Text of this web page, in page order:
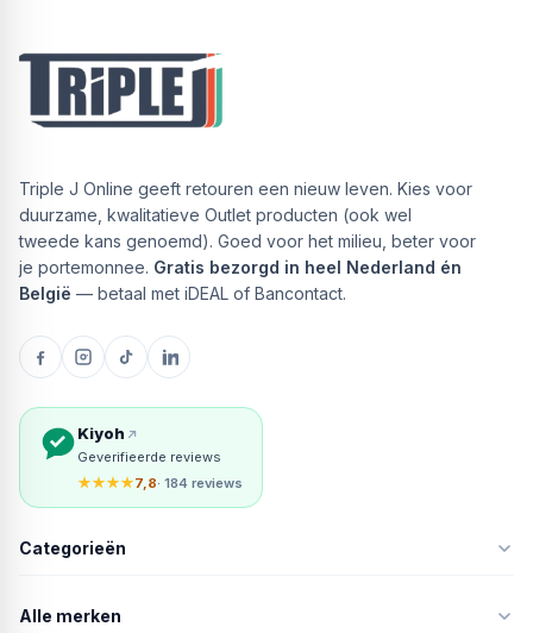
Triple J Online geeft retouren een nieuw leven. Kies voor
duurzame, kwalitatieve Outlet producten (ook wel
tweede kans genoemd). Goed voor het milieu, beter voor
je portemonnee. Gratis bezorgd in heel Nederland én
België — betaal met iDEAL of Bancontact.
Kiyoh
Geverifieerde reviews
★★★★7,8· 184 reviews
Categorieën
Alle merken